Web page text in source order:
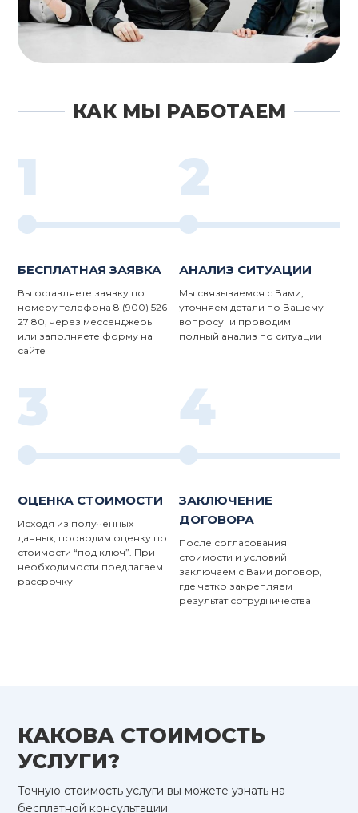
КАК МЫ РАБОТАЕМ
1
БЕСПЛАТНАЯ ЗАЯВКА
Вы оставляете заявку по
номеру телефона 8 (900) 526
27 80, через мессенджеры
или заполняете форму на
сайте
2
АНАЛИЗ СИТУАЦИИ
Мы связываемся с Вами,
уточняем детали по Вашему
вопросу и проводим
полный анализ по ситуации
3
ОЦЕНКА СТОИМОСТИ
Исходя из полученных
данных, проводим оценку по
стоимости “под ключ”. При
необходимости предлагаем
рассрочку
4
ЗАКЛЮЧЕНИЕ
ДОГОВОРА
После согласования
стоимости и условий
заключаем с Вами договор,
где четко закрепляем
результат сотрудничества
КАКОВА СТОИМОСТЬ
УСЛУГИ?
Точную стоимость услуги вы можете узнать на
бесплатной консультации.